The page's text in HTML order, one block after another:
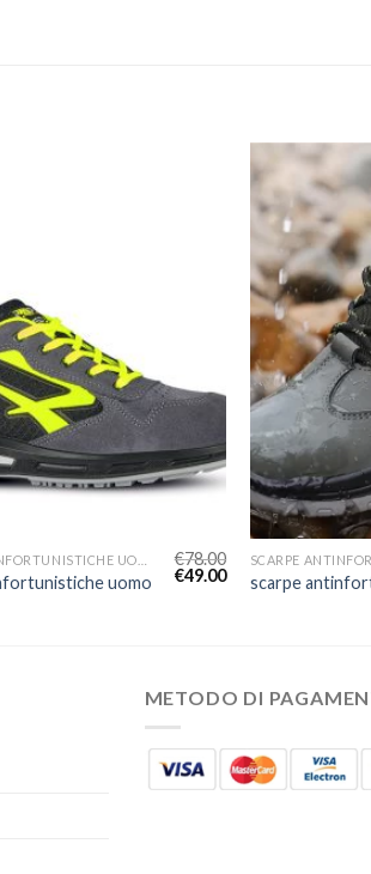
uomo
€78.00
€49.00 scarpe
METODO DI